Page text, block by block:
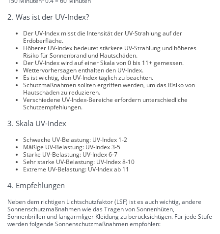
2. Was ist der UV-Index?
Der UV-Index misst die Intensität der UV-Strahlung auf der
Erdoberfläche.
Höherer UV-Index bedeutet stärkere UV-Strahlung und höheres
Risiko für Sonnenbrand und Hautschäden.
Der UV-Index wird auf einer Skala von 0 bis 11+ gemessen.
Wettervorhersagen enthalten den UV-Index.
Es ist wichtig, den UV-Index täglich zu beachten.
Schutzmaßnahmen sollten ergriffen werden, um das Risiko von
Hautschäden zu reduzieren.
Verschiedene UV-Index-Bereiche erfordern unterschiedliche
Schutzempfehlungen.
3. Skala UV-Index
Schwache UV-Belastung: UV-Index 1-2
Mäßige UV-Belastung: UV-Index 3-5
Starke UV-Belastung: UV-Index 6-7
Sehr starke UV-Belastung: UV-Index 8-10
Extreme UV-Belastung: UV-Index ab 11
4. Empfehlungen
Neben dem richtigen Lichtschutzfaktor (LSF) ist es auch wichtig, andere
Sonnenschutzmaßnahmen wie das Tragen von Sonnenhüten,
Sonnenbrillen und langärmliger Kleidung zu berücksichtigen. Für jede Stufe
werden folgende Sonnenschutzmaßnahmen empfohlen: